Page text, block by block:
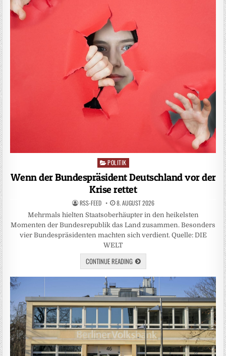
Posted
in
POLITIK
Wenn der Bundespräsident Deutschland vor der
Krise rettet
RSS-FEED 8. AUGUST 2026
Mehrmals hielten Staatsoberhäupter in den heikelsten
Momenten der Bundesrepublik das Land zusammen. Besonders
vier Bundespräsidenten machten sich verdient. Quelle: DIE
WELT
CONTINUE READING